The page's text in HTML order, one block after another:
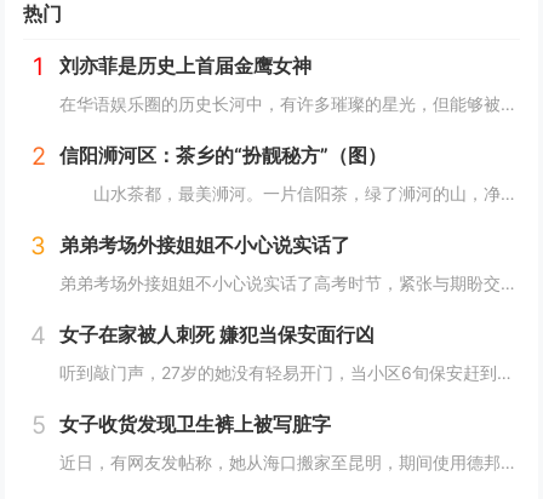
热门
1 刘亦菲是历史上首届金鹰女神
在华语娱乐圈的历史长河中，有许多璀璨的星光，但能够被铭记为“首届”的荣誉，却是寥寥无几。刘亦菲，这位以其清新脱俗的气质和精湛的演技征服了无数观众的女星，便是其中之一。2006年，她以19岁的年纪，成为了历史上首届“金鹰女神”，这一荣誉不仅是...
2 信阳浉河区：茶乡的“扮靓秘方”（图）
山水茶都，最美浉河。一片信阳茶，绿了浉河的山，净了浉河的水，富了浉河的人。 近年来，信阳市浉河区依托资源优势，按照“茶区变景区、茶园变公园、茶山变金山”的一体化发展路子，加快茶旅融合发展，倾力打造以环湖路百里茶廊为主的“一环、两核、十...
3 弟弟考场外接姐姐不小心说实话了
弟弟考场外接姐姐不小心说实话了高考时节，紧张与期盼交织，考场之外，不乏轻松趣事增添色彩。最近，一对小兄弟在等待参加高考的姐姐时，他们的几句对话成为了人们津津乐道的话题。对话中，既有姐弟间深情的流露，也不乏幽默，引人发笑。16岁的大弟弟在被问...
4 女子在家被人刺死 嫌犯当保安面行凶
听到敲门声，27岁的她没有轻易开门，当小区6旬保安赶到后她才打开，随后门外一名素不相识的女子当着保安的面入室，将她杀害。母亲外出办事女儿独自在家，门外响起阵阵敲门声这名遇害女子叫林薇（化名），今年27岁，家住四川省成都市郫都区红光街道中航城...
5 女子收货发现卫生裤上被写脏字
近日，有网友发帖称，她从海口搬家至昆明，期间使用德邦快递寄私人物品，收货时发现“干净的衣服有一股浓烈的脚臭味，安睡裤上用红笔写着侮辱我的字，希望德邦可以给我一个合理的解释”。此事随即引发热议。5月28日，该消费者告诉记者，预约快递员上门取件...